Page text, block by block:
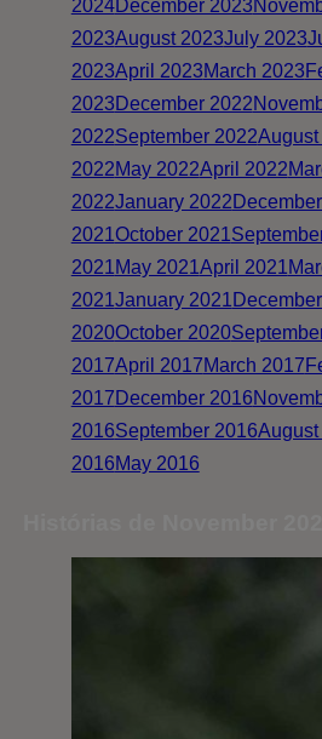
2024December 2023
2023August 2023July 2023
2023April 2023March 2023
2023 December 2022
2022September 2022August
2022May 2022April 2022
2022January 2022
2021October 2021
2021May 2021April 2021
2021January 2021
2020October 2020
2017April 2017March 2017
2017 December 2016
2016September 2016August
2016May 2016